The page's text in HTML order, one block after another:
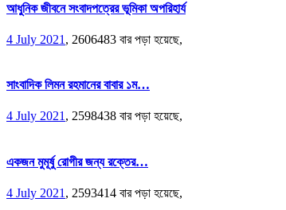
আধুনিক জীবনে সংবাদপত্রের ভূমিকা অপরিহার্য
4 July 2021 , 2606483 বার পড়া হয়েছে,
সাংবাদিক লিমন রহমানের বাবার ১ম…
4 July 2021, 2598438 বার পড়া হয়েছে,
একজন মুমূর্ষু রোগীর জন্য রক্তের…
4 July 2021 , 2593414 বার পড়া হয়েছে,